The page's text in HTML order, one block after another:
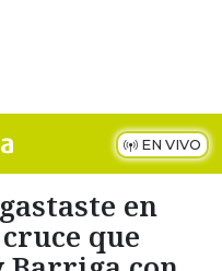
EN VIVO
en
que